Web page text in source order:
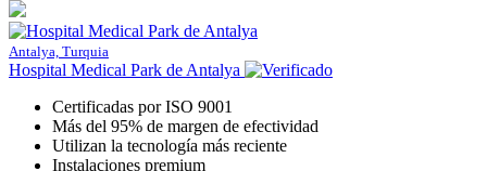
Antalya, Turquia
Hospital Medical Park de Antalya
Certificadas por ISO 9001
Más del 95% de margen de efectividad
Utilizan la tecnología más reciente
Instalaciones premium